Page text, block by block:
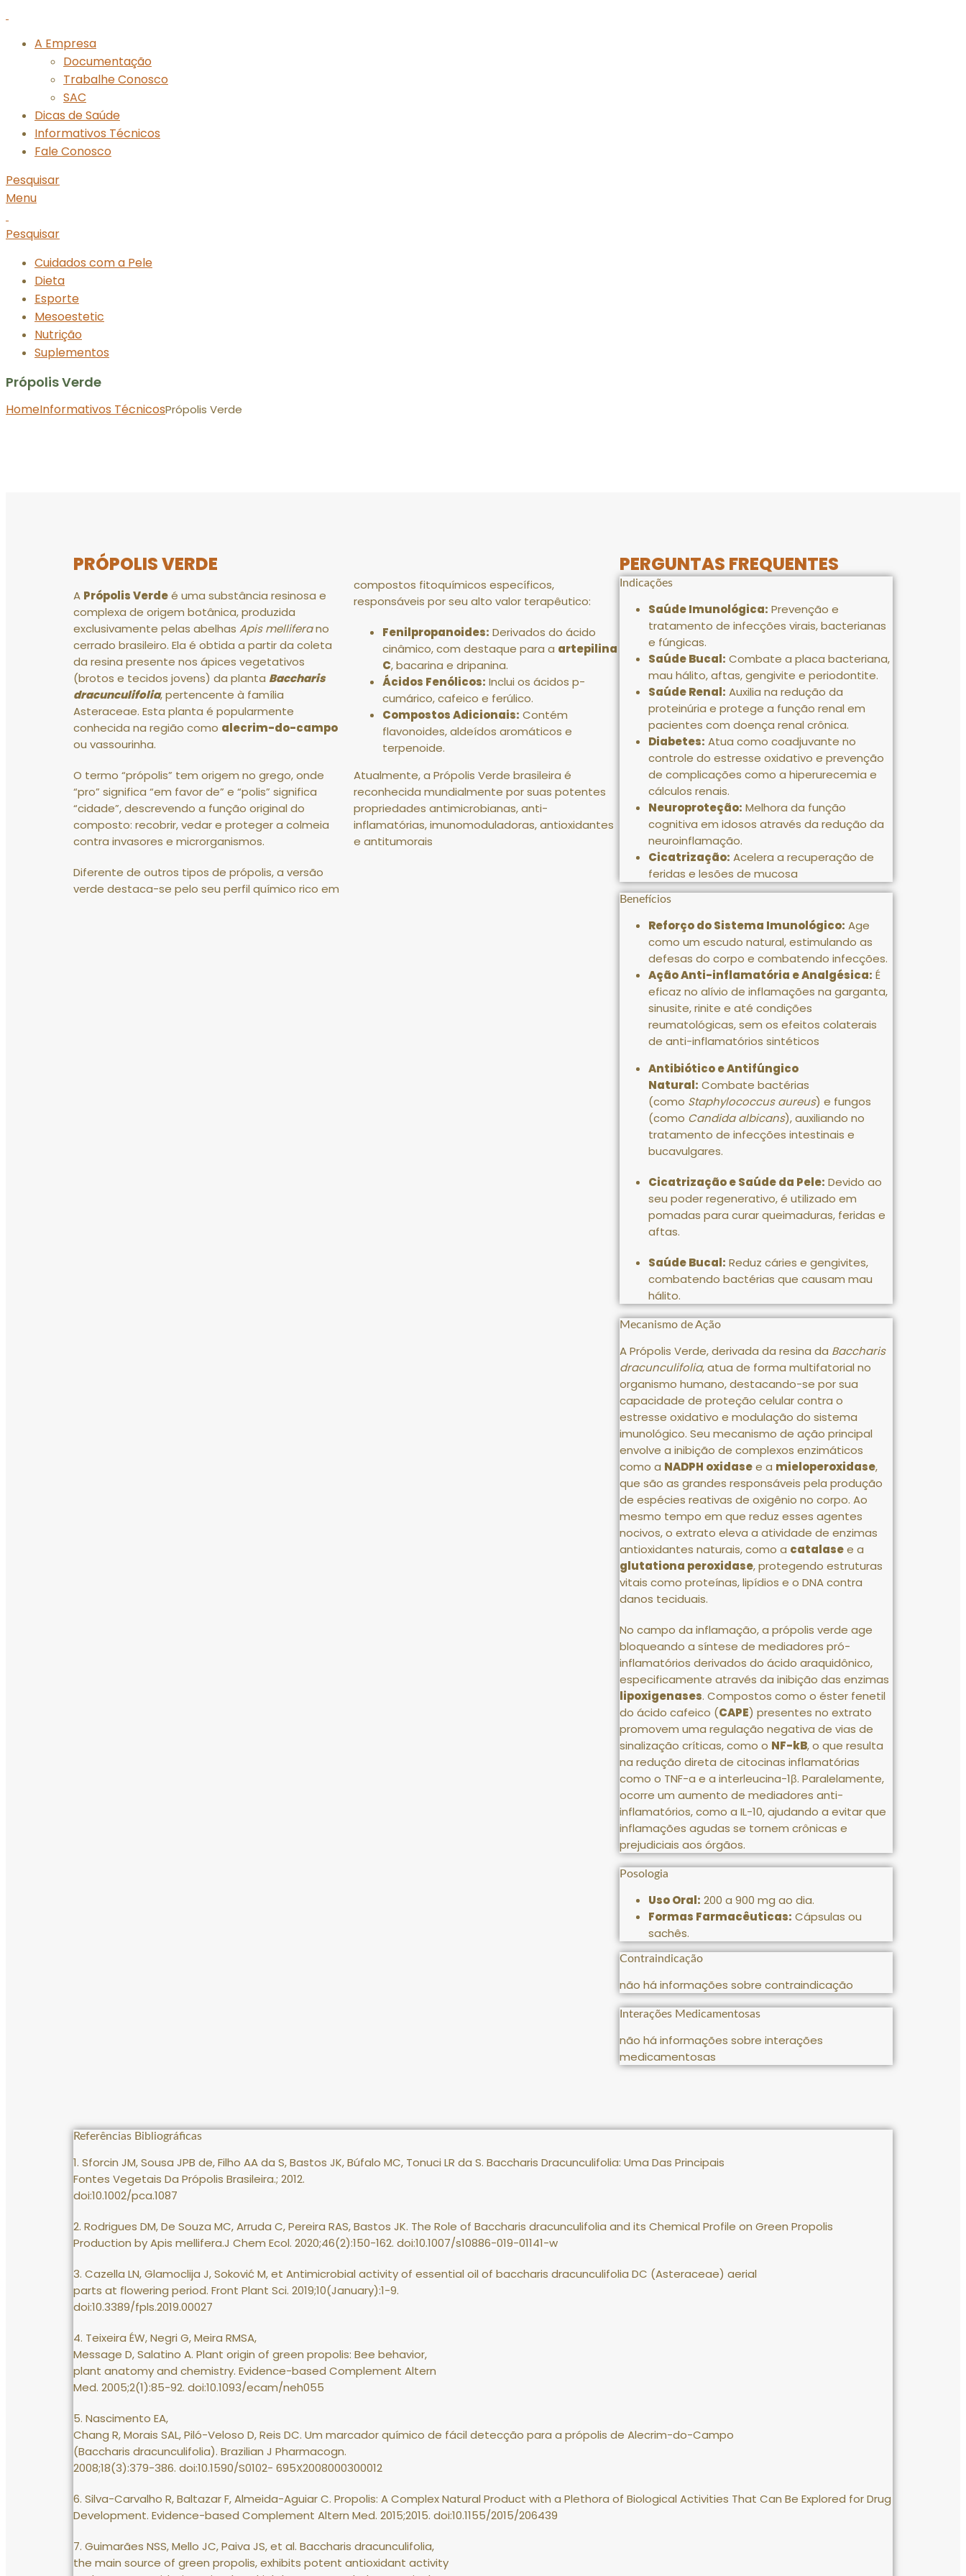
A Empresa
Documentação
Trabalhe Conosco
SAC
Dicas de Saúde
Informativos Técnicos
Fale Conosco
Pesquisar
Menu
Pesquisar
Cuidados com a Pele
Dieta
Esporte
Mesoestetic
Nutrição
Suplementos
Própolis Verde
HomeInformativos TécnicosPrópolis Verde
PRÓPOLIS VERDE
A Própolis Verdeé uma substância resinosa e
complexa de origem botânica, produzida
exclusivamente pelas abelhas Apis melliferano
cerrado brasileiro. Ela é obtida a partir da coleta
da resina presente nos ápices vegetativos
(brotos e tecidos jovens) da planta Baccharis
dracunculifolia, pertencente à família
Asteraceae. Esta planta é popularmente
conhecida na região como alecrim-do-campo
ou vassourinha.
O termo “própolis” tem origem no grego, onde
“pro” significa “em favor de” e “polis” significa
“cidade”, descrevendo a função original do
composto: recobrir, vedar e proteger a colmeia
contra invasores e microrganismos.
Diferente de outros tipos de própolis, a versão
verde destaca-se pelo seu perfil químico rico em
compostos fitoquímicos específicos,
responsáveis por seu alto valor terapêutico:
Fenilpropanoides: Derivados do ácido
cinâmico, com destaque para a artepilina
C, bacarina e dripanina.
Ácidos Fenólicos: Inclui os ácidos p-
cumárico, cafeico e ferúlico.
Compostos Adicionais: Contém
flavonoides, aldeídos aromáticos e
terpenoide.
Atualmente, a Própolis Verde brasileira é
reconhecida mundialmente por suas potentes
propriedadesantimicrobianas, anti-
inflamatórias, imunomoduladoras, antioxidantes
e antitumorais
PERGUNTAS FREQUENTES
Indicações
Saúde Imunológica: Prevenção e
tratamento de infecções virais, bacterianas
e fúngicas.
Saúde Bucal: Combate a placa bacteriana,
mau hálito, aftas, gengivite e periodontite.
Saúde Renal: Auxilia na redução da
proteinúria e protege a função renal em
pacientes com doença renal crônica.
Diabetes: Atua como coadjuvante no
controle do estresse oxidativo e prevenção
de complicações como a hiperurecemia e
cálculos renais.
Neuroproteção: Melhora da função
cognitiva em idosos através da redução da
neuroinflamação.
Cicatrização: Acelera a recuperação de
feridas e lesões de mucosa
Benefícios
Reforço do Sistema Imunológico: Age
como um escudo natural, estimulando as
defesas do corpo e combatendo infecções.
Ação Anti-inflamatória e Analgésica: É
eficaz no alívio de inflamações na garganta,
sinusite, rinite e até condições
reumatológicas, sem os efeitos colaterais
de anti-inflamatórios sintéticos
Antibiótico e Antifúngico
Natural: Combate bactérias
(como Staphylococcus aureus) e fungos
(como Candida albicans), auxiliando no
tratamento de infecções intestinais e
bucavulgares.
Cicatrização e Saúde da Pele: Devido ao
seu poder regenerativo, é utilizado em
pomadas para curar queimaduras, feridas e
aftas.
Saúde Bucal: Reduz cáries e gengivites,
combatendo bactérias que causam mau
hálito.
Mecanismo de Ação
A Própolis Verde, derivada da resina da Baccharis
dracunculifolia, atua de forma multifatorial no
organismo humano, destacando-se por sua
capacidade de proteção celular contra o
estresse oxidativo e modulação do sistema
imunológico.Seu mecanismo de ação principal
envolve a inibição de complexos enzimáticos
como a NADPH oxidasee a mieloperoxidase,
que são as grandes responsáveis pela produção
de espécies reativas de oxigênio no corpo.Ao
mesmo tempo em que reduz esses agentes
nocivos, o extrato eleva a atividade de enzimas
antioxidantes naturais, como a catalasee a
glutationa peroxidase, protegendo estruturas
vitais como proteínas, lipídios e o DNA contra
danos teciduais.
No campo da inflamação, a própolis verde age
bloqueando a síntese de mediadores pró-
inflamatórios derivados do ácido araquidônico,
especificamente através da inibição das enzimas
lipoxigenases.Compostos como o éster fenetil
do ácido cafeico (CAPE) presentes no extrato
promovem uma regulação negativa de vias de
sinalização críticas, como o NF-kB, o que resulta
na redução direta de citocinas inflamatórias
como o TNF-a e ainterleucina-1β.Paralelamente,
ocorre um aumento de mediadores anti-
inflamatórios, como aIL-10, ajudando a evitar que
inflamações agudas se tornem crônicas e
prejudiciais aos órgãos.
Posologia
Uso Oral: 200 a 900 mg ao dia.
Formas Farmacêuticas: Cápsulas ou
sachês.
Contraindicação
não há informações sobre contraindicação
Interações Medicamentosas
não há informações sobre interações
medicamentosas
Referências Bibliográficas
1. Sforcin JM, Sousa JPB de, Filho AA da S, Bastos JK, Búfalo MC, Tonuci LR da S. Baccharis Dracunculifolia: Uma Das Principais
Fontes Vegetais Da Própolis Brasileira.; 2012.
doi:10.1002/pca.1087
2. Rodrigues DM, De Souza MC, Arruda C, Pereira RAS, Bastos JK. The Role of Baccharis dracunculifolia and its Chemical Profile on Green Propolis
Production by Apis mellifera.J Chem Ecol. 2020;46(2):150-162. doi:10.1007/s10886-019-01141-w
3. Cazella LN, Glamoclija J, Soković M, et Antimicrobial activity of essential oil of baccharis dracunculifolia DC (Asteraceae) aerial
parts at flowering period. Front Plant Sci. 2019;10(January):1-9.
doi:10.3389/fpls.2019.00027
4. Teixeira ÉW, Negri G, Meira RMSA,
Message D, Salatino A. Plant origin of green propolis: Bee behavior,
plant anatomy and chemistry. Evidence-based Complement Altern
Med. 2005;2(1):85-92. doi:10.1093/ecam/neh055
5. Nascimento EA,
Chang R, Morais SAL, Piló-Veloso D, Reis DC. Um marcador químico de fácil detecção para a própolis de Alecrim-do-Campo
(Baccharis dracunculifolia). Brazilian J Pharmacogn.
2008;18(3):379-386. doi:10.1590/S0102- 695X2008000300012
6. Silva-Carvalho R, Baltazar F, Almeida-Aguiar C. Propolis: A Complex Natural Product with a Plethora of Biological Activities That Can Be Explored for Drug
Development. Evidence-based Complement Altern Med. 2015;2015. doi:10.1155/2015/206439
7. Guimarães NSS, Mello JC, Paiva JS, et al. Baccharis dracunculifolia,
the main source of green propolis, exhibits potent antioxidant activity